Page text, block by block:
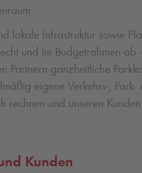
lokale Infrastruktur sowie
und im Budgetrahmen
Partnern ganzheitliche
eigene Verkehrs-,
und unseren
Kunden